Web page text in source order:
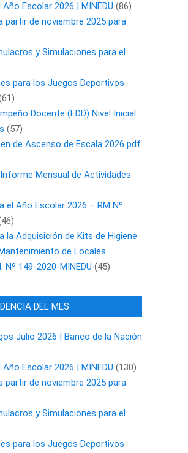
Escolar 2026 | MINEDU (86)
partir de noviembre 2025 para
y Simulaciones para el
para los Juegos Deportivos
Docente (EDD) Nivel Inicial
(57)
de Ascenso de Escala 2026 pdf
Mensual de Actividades
el Año Escolar 2026 – RM Nº
la Adquisición de Kits de Higiene
de Locales
Nº 149-2020-MINEDU (45)
DEL MES
Julio 2026 | Banco de la Nación
Escolar 2026 | MINEDU (130)
partir de noviembre 2025 para
y Simulaciones para el
para los Juegos Deportivos